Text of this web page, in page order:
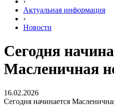
Актуальная информация
›
Новости
Сегодня
Масленичная
16.02.2026
Сегодня начинается